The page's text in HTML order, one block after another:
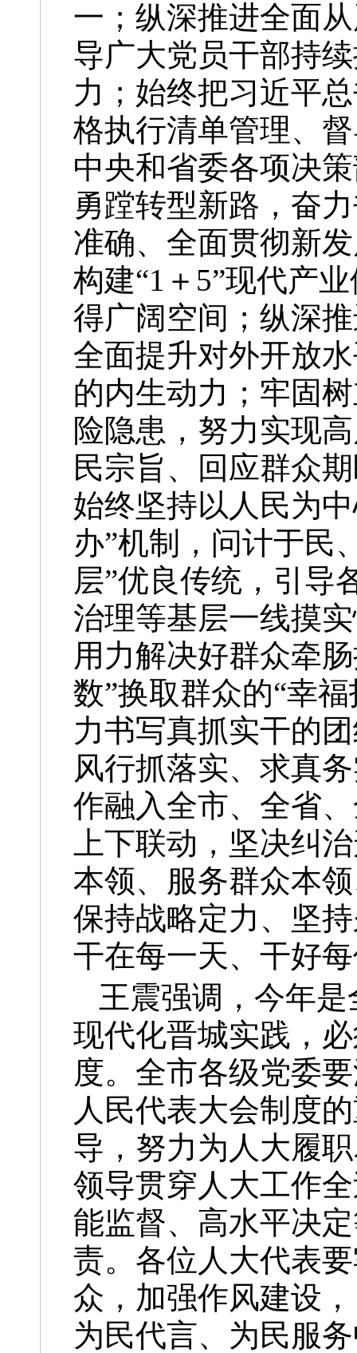
一；纵深推进全面
导广大党员干部持
力；始终把习近平
格执行清单管理、
中央和省委各项决
勇蹚转型新路，奋
准确、全面贯彻新
构建“1＋5”现代产
得广阔空间；纵深
全面提升对外开放
的内生动力；牢固
险隐患，努力实现
民宗旨、回应群众
始终坚持以人民为
办”机制，问计于民
层”优良传统，引导
治理等基层一线摸
用力解决好群众牵
数”换取群众的“幸
力书写真抓实干的
风行抓落实、求真
作融入全市、全省
上下联动，坚决纠
本领、服务群众本
保持战略定力、坚
干在每一天、干好
王震强调，今年
现代化晋城实践，
度。全市各级党委
人民代表大会制度
导，努力为人大履
领导贯穿人大工作
能监督、高水平决
责。各位人大代表
众，加强作风建设
为民代言、为民服